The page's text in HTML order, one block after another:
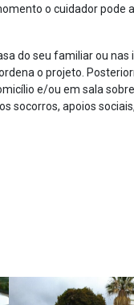
o cuidador pode
do seu familiar ou nas
o projeto.
e/ou em sala
socorros, apoios